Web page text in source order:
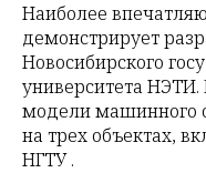
Наиболее
демонстрирует
Новосибирского
университета НЭТИ.
модели машинного
на трех объектах,
НГТУ .